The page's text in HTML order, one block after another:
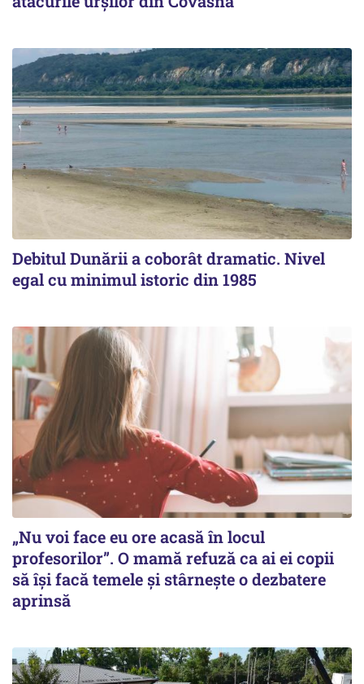
Debitul Dunării a coborât dramatic. Nivel
egal cu minimul istoric din 1985
„Nu voi face eu ore acasă în locul
profesorilor”. O mamă refuză ca ai ei copii
să își facă temele și stârnește o dezbatere
aprinsă